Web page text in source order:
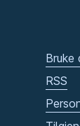
Bruke
RSS